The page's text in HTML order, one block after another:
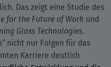
Das zeigt eine Studie des
for the Future of Work und
Glass Technologies.
nicht nur Folgen für das
Karriere deutlich